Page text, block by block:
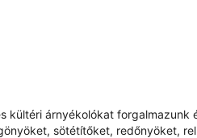
kültéri árnyékolókat
sötétítőket, redőnyöket,